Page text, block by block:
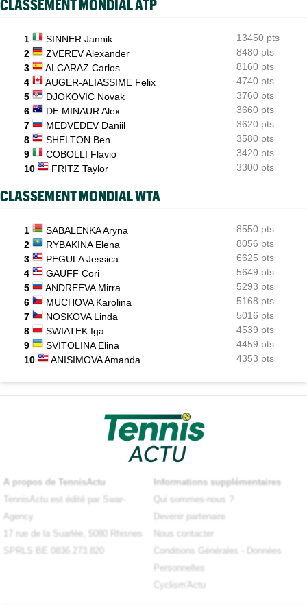
Daniil Medvedev après son échec : "Il n’y a pas d’explication"
Elsa Jacquemot va éviter les périlleuses qualifications à New
York
08/08
Next Gen ATP Finals
Comment Moïse Kouame peut faire mieux que Sinner et Alcaraz
?
CLASSEMENT MONDIAL ATP
1 SINNER Jannik
13450 pts
2
ZVEREV Alexander
8480 pts
3
ALCARAZ Carlos
8160 pts
4
AUGER-ALIASSIME Felix
4740 pts
5
DJOKOVIC Novak
3760 pts
6
DE MINAUR Alex
3660 pts
7
MEDVEDEV Daniil
3620 pts
8
SHELTON Ben
3580 pts
9
COBOLLI Flavio
3420 pts
10
FRITZ Taylor 3300 pts
CLASSEMENT MONDIAL WTA
1 SABALENKA Aryna
8550 pts
2
RYBAKINA Elena
8056 pts
3
PEGULA Jessica
6625 pts
4
GAUFF Cori
5649 pts
5
ANDREEVA Mirra
5293 pts
6
MUCHOVA Karolina
5168 pts
7
NOSKOVA Linda
5016 pts
8
SWIATEK Iga
4539 pts
9
SVITOLINA Elina
4459 pts
10
ANISIMOVA Amanda 4353 pts
-
A propos de TennisActu
TennisActu est édité par Swar-
Agency
17 rue de la Suarlée, 5080 Rhisnes
SPRLS BE 0836.273.820
Informations supplémentaires
Qui sommes-nous ?
Devenir partenaire
Nous contacter
Conditions Générales
Données
Personnelles
Cyclism'Actu